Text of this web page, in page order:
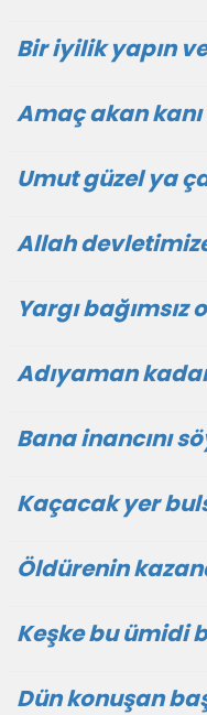
Bir iyilik yapın
Amaç akan
Umut güzel ya
Allah
Yargı
Adıyaman
Bana inancını
Kaçacak yer
Öldürenin
Keşke bu ümidi
Dün konuşan